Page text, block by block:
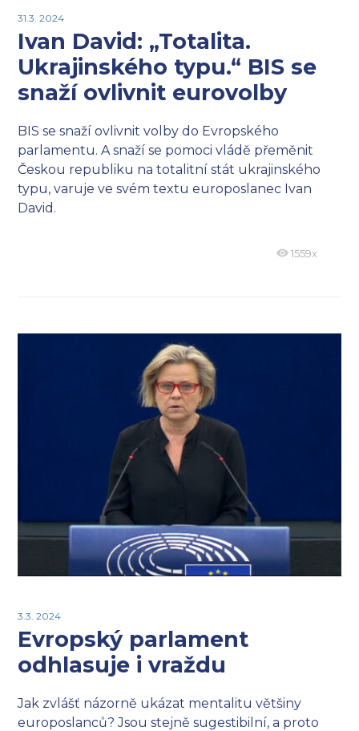
31.3. 2024
Ivan David: „Totalita.
Ukrajinského typu.“ BIS se
snaží ovlivnit eurovolby
BIS se snaží ovlivnit volby do Evropského
parlamentu. A snaží se pomoci vládě přeměnit
Českou republiku na totalitní stát ukrajinského
typu, varuje ve svém textu europoslanec Ivan
David.
1559x
3.3. 2024
Evropský parlament
odhlasuje i vraždu
Jak zvlášť názorně ukázat mentalitu většiny
europoslanců? Jsou stejně sugestibilní, a proto